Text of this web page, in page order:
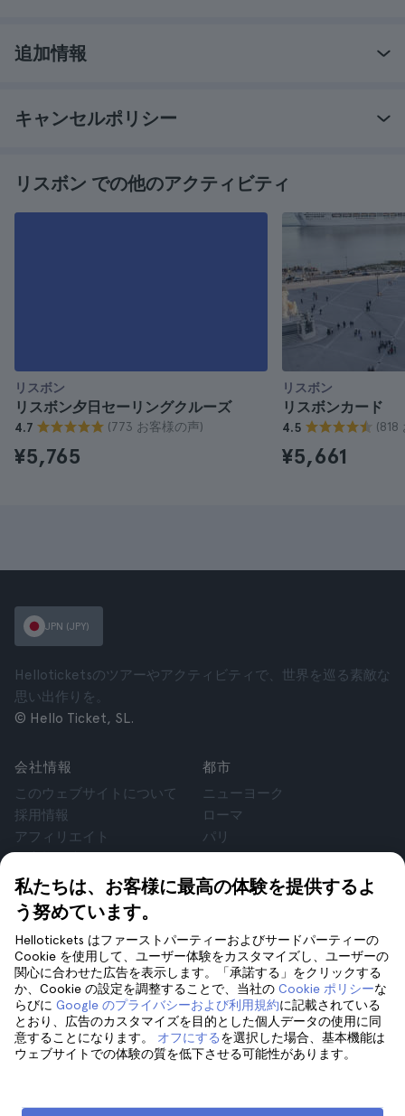
追加情報
キャンセルポリシー
リスボン での他のアクティビティ
リスボン
リスボン夕日セーリングクルーズ
4.7 (773 お客様の声)
¥5,765
リスボン
リスボンカード
4.5 (818
¥5,661
私たちは、お客様に最高の体験を提供するよ
う努めています。
Hellotickets はファーストパーティーおよびサードパーティーの
Cookie を使用して、ユーザー体験をカスタマイズし、ユーザーの
関心に合わせた広告を表示します。「承諾する」をクリックする
か、Cookie の設定を調整することで、当社の Cookie ポリシーな
らびに Google のプライバシーおよび利用規約に記載されている
とおり、広告のカスタマイズを目的とした個人データの使用に同
意することになります。 オフにするを選択した場合、基本機能は
ウェブサイトでの体験の質を低下させる可能性があります。
JPN (JPY)
Helloticketsのツアーやアクティビティで、世界を巡る素敵な
思い出作りを。
© Hello Ticket, SL.
会社情報
このウェブサイトについて
採用情報
アフィリエイト
個人情報保護方針
利用規約
法律相談
cookie
都市
ニューヨーク
ローマ
パリ
グラナダ
サポート
サポート
お問い合わせ
フォローしてください